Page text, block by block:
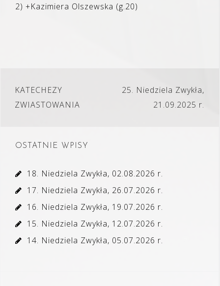
2) +Kazimiera Olszewska (g.20)
Nawigacja
wpisu
KATECHEZY
ZWIASTOWANIA
25. Niedziela Zwykła,
21.09.2025 r.
OSTATNIE WPISY
18. Niedziela Zwykła, 02.08.2026 r.
17. Niedziela Zwykła, 26.07.2026 r.
16. Niedziela Zwykła, 19.07.2026 r.
15. Niedziela Zwykła, 12.07.2026 r.
14. Niedziela Zwykła, 05.07.2026 r.